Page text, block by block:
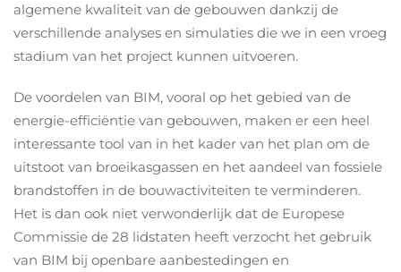
algemene kwaliteit van de gebouwen dankzij de
verschillende analyses en simulaties die we in een vroeg
stadium van het project kunnen uitvoeren.
De voordelen van BIM, vooral op het gebied van de
energie-efficiëntie van gebouwen, maken er een heel
interessante tool van in het kader van het plan om de
uitstoot van broeikasgassen en het aandeel van fossiele
brandstoffen in de bouwactiviteiten te verminderen.
Het is dan ook niet verwonderlijk dat de Europese
Commissie de 28 lidstaten heeft verzocht het gebruik
van BIM bij openbare aanbestedingen en